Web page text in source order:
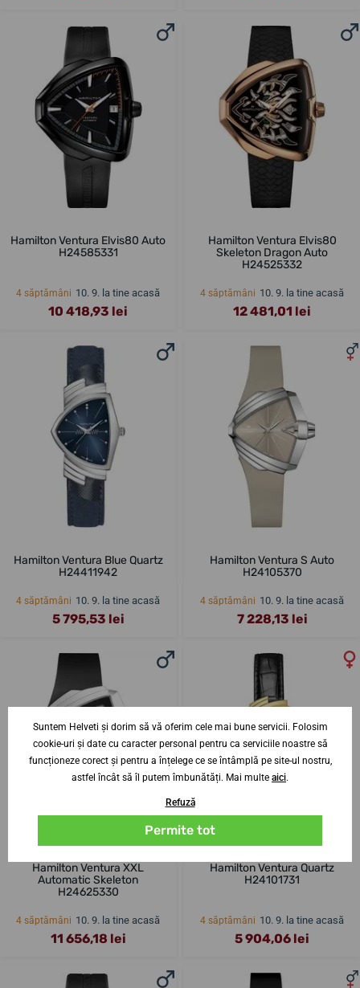
Hamilton Ventura Elvis80 Auto
H24585331
4 săptămâni 10. 9. la tine acasă
10 418,93 lei
Hamilton Ventura Elvis80
Skeleton Dragon Auto
H24525332
4 săptămâni 10. 9. la tine acasă
12 481,01 lei
Hamilton Ventura Blue Quartz
H24411942
4 săptămâni 10. 9. la tine acasă
5 795,53 lei
Hamilton Ventura S Auto
H24105370
4 săptămâni 10. 9. la tine acasă
7 228,13 lei
Hamilton Ventura XXL
Automatic Skeleton
H24625330
4 săptămâni 10. 9. la tine acasă
11 656,18 lei
Hamilton Ventura Quartz
H24101731
4 săptămâni 10. 9. la tine acasă
5 904,06 lei
Suntem Helveti și dorim să vă oferim cele mai bune servicii. Folosim
cookie-uri și date cu caracter personal pentru ca serviciile noastre să
funcționeze corect și pentru a înțelege ce se întâmplă pe site-ul nostru,
astfel încât să îl putem îmbunătăți. Mai multe aici.
Refuză
Permite tot